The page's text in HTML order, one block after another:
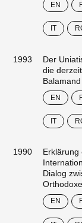
EN
IT
1993
Der
die
EN
IT
1990
Erklärung
Dialog
EN